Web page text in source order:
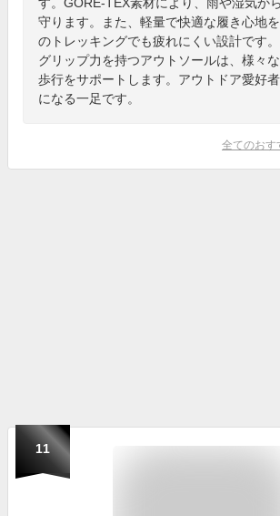
守ります。また、軽量で快適な履き心地
のトレッキングでも疲れにくい設計です
グリップ力を持つアウトソールは、様々
歩行をサポートします。アウトドア愛好
になる一足です。
全てのおす
11